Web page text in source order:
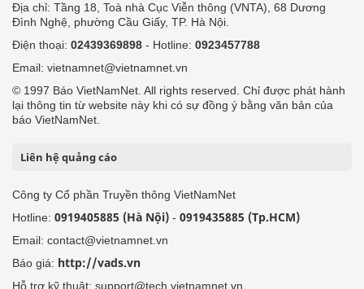
Địa chỉ: Tầng 18, Toà nhà Cục Viễn thông (VNTA), 68 Dương
Đình Nghệ, phường Cầu Giấy, TP. Hà Nội.
Điện thoại: 02439369898 - Hotline: 0923457788
Email: vietnamnet@vietnamnet.vn
© 1997 Báo VietNamNet. All rights reserved. Chỉ được phát hành
lại thông tin từ website này khi có sự đồng ý bằng văn bản của
báo VietNamNet.
Liên hệ quảng cáo
Công ty Cổ phần Truyền thông VietNamNet
Hotline: 0919405885 (Hà Nội) - 0919435885 (Tp.HCM)
Email: contact@vietnamnet.vn
Báo giá: http://vads.vn
Hỗ trợ kỹ thuật: support@tech.vietnamnet.vn